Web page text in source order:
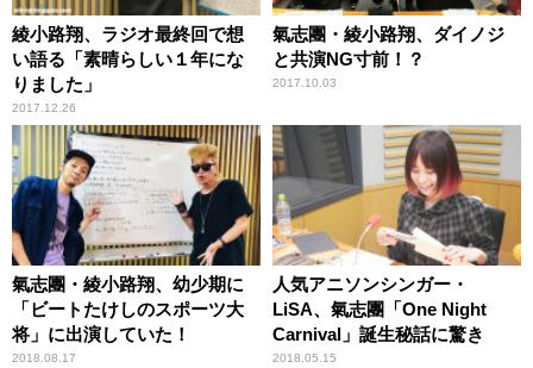
綾小路翔、ラジオ最終回で想
い語る「素晴らしい１年にな
りました」
2017.12.26
氣志團・綾小路翔、ダイノジ
と共演NG寸前！？
2017.10.03
氣志團・綾小路翔、幼少期に
「ビートたけしのスポーツ大
将」に出演していた！
2018.08.17
人気アニソンシンガー・
LiSA、氣志團「One Night
Carnival」誕生秘話に驚き
2018.05.15